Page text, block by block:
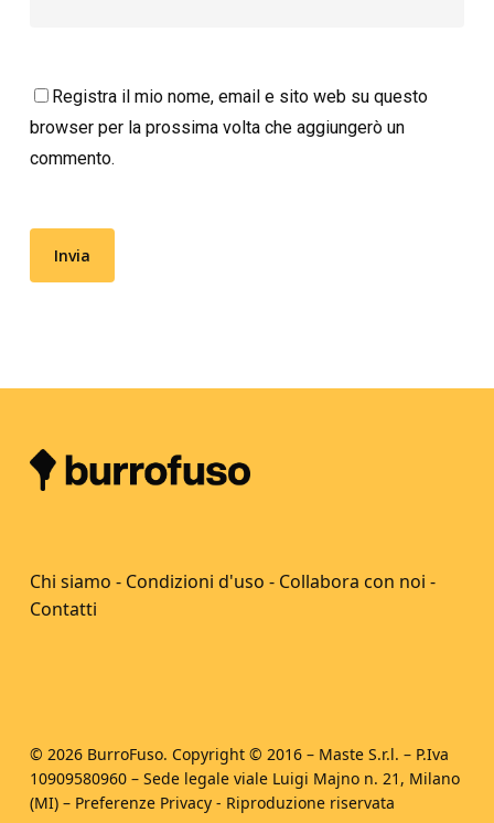
Registra il mio nome, email e sito web su questo
browser per la prossima volta che aggiungerò un
commento.
Chi siamo - Condizioni d'uso - Collabora con noi -
Contatti
© 2026 BurroFuso. Copyright © 2016 – Maste S.r.l. – P.Iva
10909580960 – Sede legale viale Luigi Majno n. 21, Milano
(MI) – Preferenze Privacy- Riproduzione riservata